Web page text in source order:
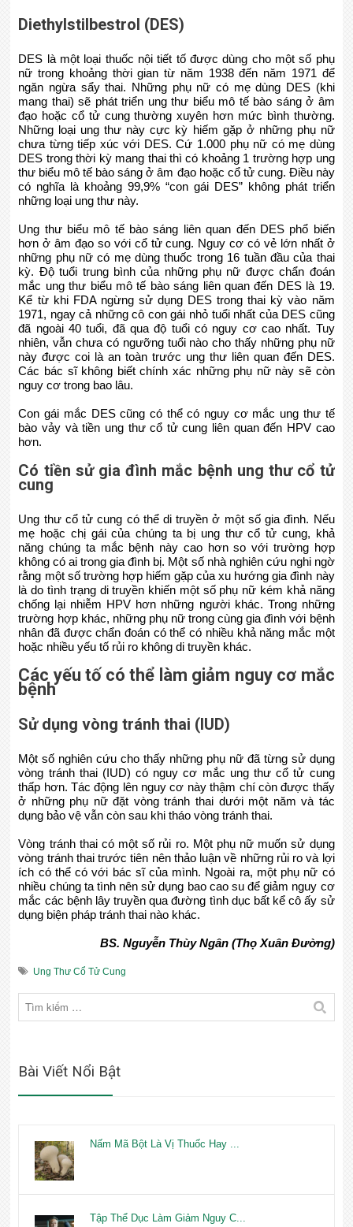
Diethylstilbestrol (DES)
DES là một loại thuốc nội tiết tố được dùng cho một số phụ
nữ trong khoảng thời gian từ năm 1938 đến năm 1971 để
ngăn ngừa sẩy thai. Những phụ nữ có mẹ dùng DES (khi
mang thai) sẽ phát triển ung thư biểu mô tế bào sáng ở âm
đạo hoặc cổ tử cung thường xuyên hơn mức bình thường.
Những loại ung thư này cực kỳ hiếm gặp ở những phụ nữ
chưa từng tiếp xúc với DES. Cứ 1.000 phụ nữ có mẹ dùng
DES trong thời kỳ mang thai thì có khoảng 1 trường hợp ung
thư biểu mô tế bào sáng ở âm đạo hoặc cổ tử cung. Điều này
có nghĩa là khoảng 99,9% “con gái DES” không phát triển
những loại ung thư này.
Ung thư biểu mô tế bào sáng liên quan đến DES phổ biến
hơn ở âm đạo so với cổ tử cung. Nguy cơ có vẻ lớn nhất ở
những phụ nữ có mẹ dùng thuốc trong 16 tuần đầu của thai
kỳ. Độ tuổi trung bình của những phụ nữ được chẩn đoán
mắc ung thư biểu mô tế bào sáng liên quan đến DES là 19.
Kể từ khi FDA ngừng sử dụng DES trong thai kỳ vào năm
1971, ngay cả những cô con gái nhỏ tuổi nhất của DES cũng
đã ngoài 40 tuổi, đã qua độ tuổi có nguy cơ cao nhất. Tuy
nhiên, vẫn chưa có ngưỡng tuổi nào cho thấy những phụ nữ
này được coi là an toàn trước ung thư liên quan đến DES.
Các bác sĩ không biết chính xác những phụ nữ này sẽ còn
nguy cơ trong bao lâu.
Con gái mắc DES cũng có thể có nguy cơ mắc ung thư tế
bào vảy và tiền ung thư cổ tử cung liên quan đến HPV cao
hơn.
Có tiền sử gia đình mắc bệnh ung thư cổ tử
cung
Ung thư cổ tử cung có thể di truyền ở một số gia đình. Nếu
mẹ hoặc chị gái của chúng ta bị ung thư cổ tử cung, khả
năng chúng ta mắc bệnh này cao hơn so với trường hợp
không có ai trong gia đình bị. Một số nhà nghiên cứu nghi ngờ
rằng một số trường hợp hiếm gặp của xu hướng gia đình này
là do tình trạng di truyền khiến một số phụ nữ kém khả năng
chống lại nhiễm HPV hơn những người khác. Trong những
trường hợp khác, những phụ nữ trong cùng gia đình với bệnh
nhân đã được chẩn đoán có thể có nhiều khả năng mắc một
hoặc nhiều yếu tố rủi ro không di truyền khác.
Các yếu tố có thể làm giảm nguy cơ mắc
bệnh
Sử dụng vòng tránh thai (IUD)
Một số nghiên cứu cho thấy những phụ nữ đã từng sử dụng
vòng tránh thai (IUD) có nguy cơ mắc ung thư cổ tử cung
thấp hơn. Tác động lên nguy cơ này thậm chí còn được thấy
ở những phụ nữ đặt vòng tránh thai dưới một năm và tác
dụng bảo vệ vẫn còn sau khi tháo vòng tránh thai.
Vòng tránh thai có một số rủi ro. Một phụ nữ muốn sử dụng
vòng tránh thai trước tiên nên thảo luận về những rủi ro và lợi
ích có thể có với bác sĩ của mình. Ngoài ra, một phụ nữ có
nhiều chúng ta tình nên sử dụng bao cao su để giảm nguy cơ
mắc các bệnh lây truyền qua đường tình dục bất kể cô ấy sử
dụng biện pháp tránh thai nào khác.
BS. Nguyễn Thùy Ngân (Thọ Xuân Đường)
Ung Thư Cổ Tử Cung
Bài Viết Nổi Bật
Nấm Mã Bột Là Vị Thuốc Hay ...
Tập Thể Dục Làm Giảm Nguy C...